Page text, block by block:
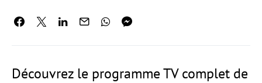
Découvrez le programme TV complet de